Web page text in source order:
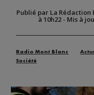
Publié par La Rédaction
à 10h22- Mis à
Radio Mont Blanc
Société